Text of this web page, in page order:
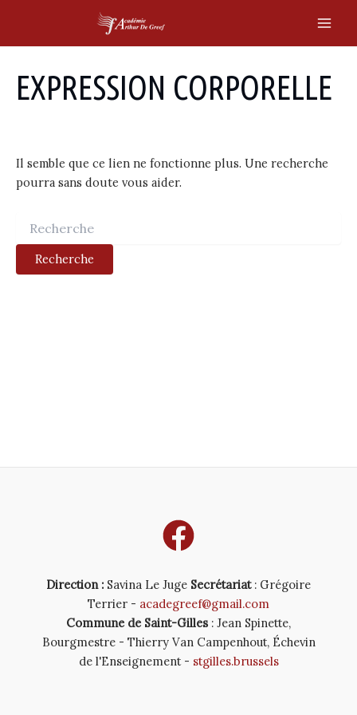
content
EXPRESSION CORPORELLE
Il semble que ce lien ne fonctionne plus. Une recherche
pourra sans doute vous aider.
Direction : Savina Le Juge Secrétariat: Grégoire
Terrier - acadegreef@gmail.com
Commune de Saint-Gilles : Jean Spinette,
Bourgmestre - Thierry Van Campenhout, Échevin
de l'Enseignement - stgilles.brussels